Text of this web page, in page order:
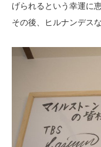
げられるという幸運に
その後、ヒルナンデス